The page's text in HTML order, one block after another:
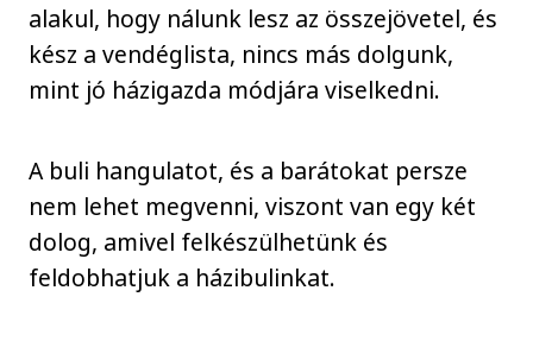
alakul, hogy nálunk lesz az összejövetel, és
kész a vendéglista, nincs más dolgunk,
mint jó házigazda módjára viselkedni.
A buli hangulatot, és a barátokat persze
nem lehet megvenni, viszont van egy két
dolog, amivel felkészülhetünk és
feldobhatjuk a házibulinkat.